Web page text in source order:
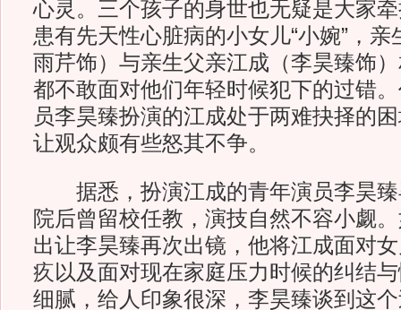
心灵。三个孩子的身世也无疑是大家
患有先天性心脏病的小女儿“小婉”，
雨芹饰）与亲生父亲江成（李昊臻饰
都不敢面对他们年轻时候犯下的过错
员李昊臻扮演的江成处于两难抉择的
让观众颇有些怒其不争。
据悉，扮演江成的青年演员李昊臻
院后曾留校任教，演技自然不容小觑
出让李昊臻再次出镜，他将江成面对
疚以及面对现在家庭压力时候的纠结
细腻，给人印象很深，李昊臻谈到这